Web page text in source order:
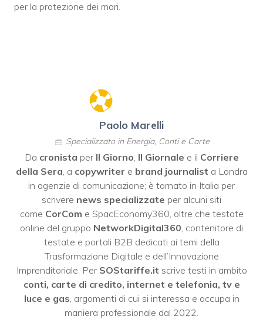
per la protezione dei mari.
Paolo Marelli
Specializzato in Energia, Conti e Carte
Da cronista per Il Giorno, Il Giornale e il Corriere
della Sera, a copywriter e brand journalist a Londra
in agenzie di comunicazione; è tornato in Italia per
scrivere news specializzate per alcuni siti
come CorCom e SpacEconomy360, oltre che testate
online del gruppo NetworkDigital360, contenitore di
testate e portali B2B dedicati ai temi della
Trasformazione Digitale e dell’Innovazione
Imprenditoriale. Per SOStariffe.it scrive testi in ambito
conti, carte di credito, internet e telefonia, tv e
luce e gas, argomenti di cui si interessa e occupa in
maniera professionale dal 2022.